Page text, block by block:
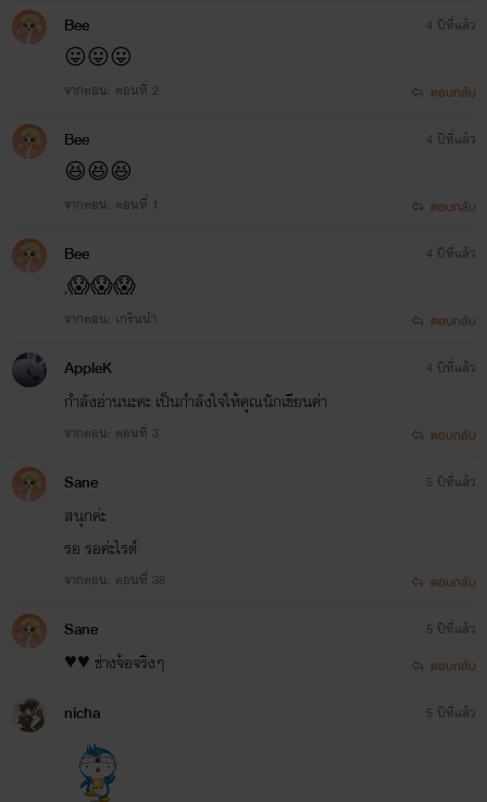
Bee
😛😛😛
จากตอน: ตอนที่ 2
4 ปีที่แล้ว
ตอบกลับ
Bee
😆😆😆
จากตอน: ตอนที่ 1
4 ปีที่แล้ว
ตอบกลับ
Bee
,😱😱😱
จากตอน: เกริ่นนำ
4 ปีที่แล้ว
ตอบกลับ
AppleK
กำลังอ่านนะคะ เป็นกำลังใจให้คุณนักเขียนค่า
จากตอน: ตอนที่ 3
4 ปีที่แล้ว
ตอบกลับ
Sane
สนุกค่ะ
รอ​ รอ​ค่ะไรต์​
จากตอน: ตอนที่ 38
5 ปีที่แล้ว
ตอบกลับ
Sane
♥️♥️ ช่างจ้อจริงๆ​
5 ปีที่แล้ว
ตอบกลับ
nicha 5 ปีที่แล้ว